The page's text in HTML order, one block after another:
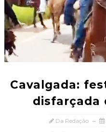
Cavalgada:
disfarçada
Da Redação